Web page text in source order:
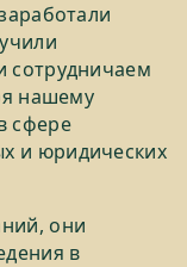
сотрудничаем
нашему
сфере
и юридических
они
в